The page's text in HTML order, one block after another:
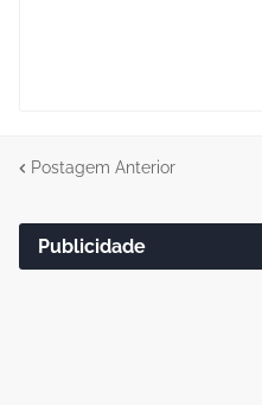
Postagem Anterior
Publicidade